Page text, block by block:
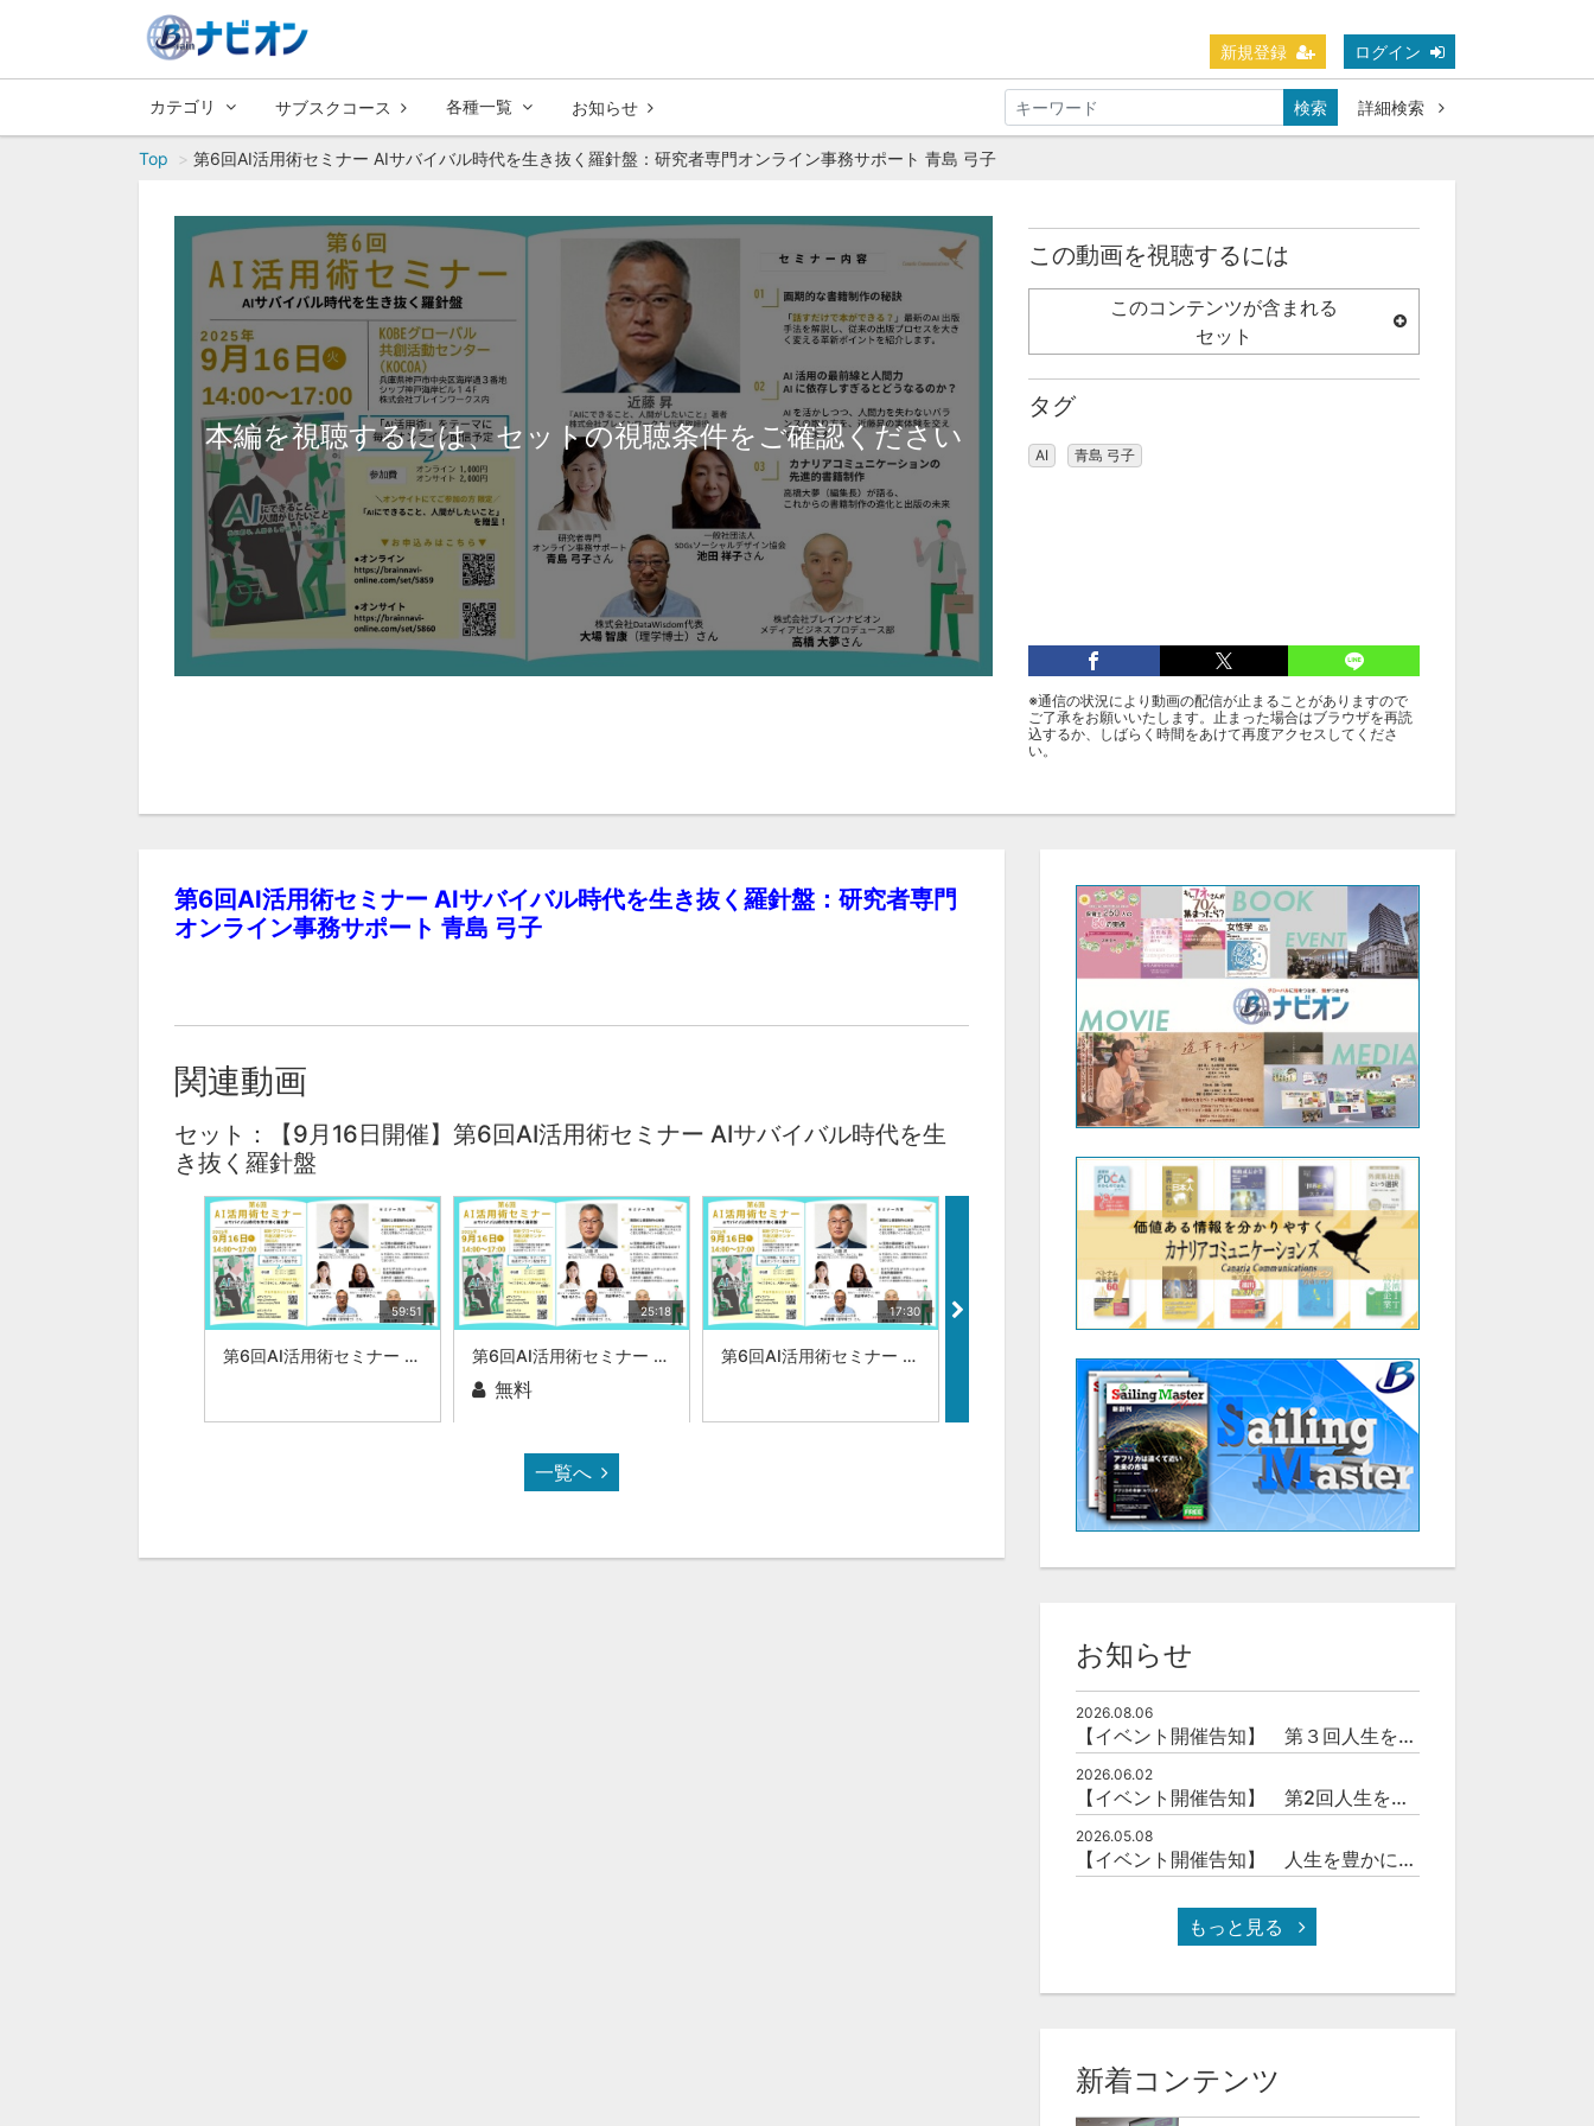
新規登録 ログイン
カテゴリ サブスクコース 各種一覧 お知らせ 検索 詳細検索
Top 第6回AI活用術セミナー AIサバイバル時代を生き抜く羅針盤：研究者専門オンライン事務サポート 青島 弓子
本編を視聴するには、セットの視聴条件をご確認ください
この動画を視聴するには
このコンテンツが含まれる
セット
タグ
AI 青島 弓子
※通信の状況により動画の配信が止まることがありますので
ご了承をお願いいたします。止まった場合はブラウザを再読
込するか、しばらく時間をあけて再度アクセスしてくださ
い。
第6回AI活用術セミナー AIサバイバル時代を生き抜く羅針盤：研究者専門
オンライン事務サポート 青島 弓子
関連動画
セット：【9月16日開催】第6回AI活用術セミナー AIサバイバル時代を生
き抜く羅針盤
59:51
第6回AI活用術セミナー AIサバイバル時代を生き抜く羅針盤:|株式会社ブレインワークス 近藤 昇
25:18
第6回AI活用術セミナー AIサバイバル時代を生き抜く羅針盤:|株式会社DataWisdom 大場 智康（理学博士）
無料
17:30
第6回AI活用術セミナー AIサバイバル時代を生き抜く羅針盤：研究者専門オンライン事務サポート 青島 弓子
17:19
第6回AI活用術セミナー AIサバイバル時代を生き抜く羅針盤:|一般社団法人 SDGsソーシャルデザイン協会 池田 祥子
一覧へ
お知らせ
2026.08.06
【イベント開催告知】 第３回人生を豊かにする「本の力」を学ぶ会
2026.06.02
【イベント開催告知】 第2回人生を豊かにする「本の力」を学ぶ会
2026.05.08
【イベント開催告知】 人生を豊かにする「本の力」を学ぶ会
もっと見る
新着コンテンツ